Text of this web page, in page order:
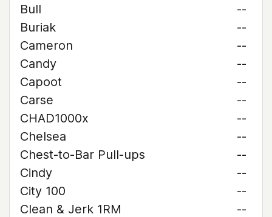
Bull
--
Buriak
--
Cameron
--
Candy
--
Capoot
--
Carse
--
CHAD1000x
--
Chelsea
--
Chest-to-Bar Pull-ups
--
Cindy
--
City 100
--
Clean & Jerk 1RM
--